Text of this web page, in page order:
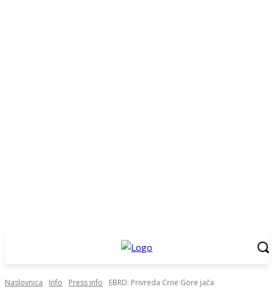
Naslovnica Info Press info EBRD: Privreda Crne Gore jača